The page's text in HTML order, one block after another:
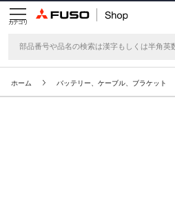
カテゴリ
ホーム バッテリー、ケーブル、ブラケット